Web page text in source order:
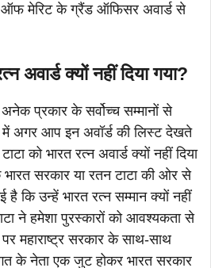
ऑफ मेरिट के ग्रैंड ऑफिसर अवार्ड से
अवार्ड क्यों नहीं दिया गया?
प्रकार के सर्वोच्च सम्मानों से
अगर आप इन अवॉर्ड की लिस्ट देखते
को भारत रत्न अवार्ड क्यों नहीं दिया
सरकार या रतन टाटा की ओर से
है कि उन्हें भारत रत्न सम्मान क्यों नहीं
ने हमेशा पुरस्कारों को आवश्यकता से
महाराष्ट्र सरकार के साथ-साथ
के नेता एक जुट होकर भारत सरकार